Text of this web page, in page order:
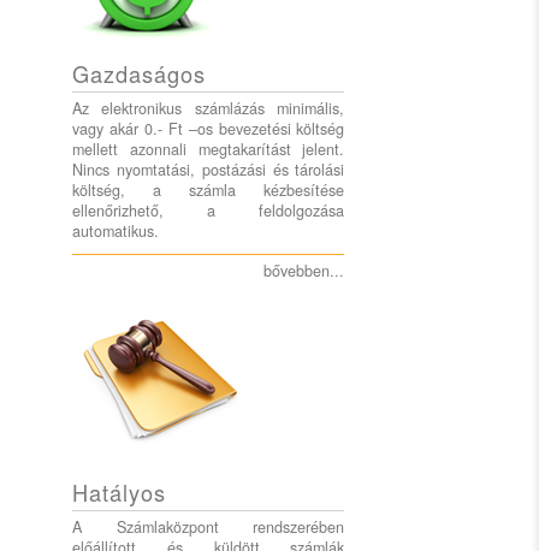
Gazdaságos
Az elektronikus számlázás minimális,
vagy akár 0.- Ft –os bevezetési költség
mellett azonnali megtakarítást jelent.
Nincs nyomtatási, postázási és tárolási
költség, a számla kézbesítése
ellenőrizhető, a feldolgozása
automatikus.
bővebben...
Hatályos
A Számlaközpont rendszerében